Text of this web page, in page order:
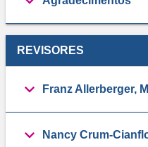
REVISORES
Franz Allerberger,
Nancy Crum-